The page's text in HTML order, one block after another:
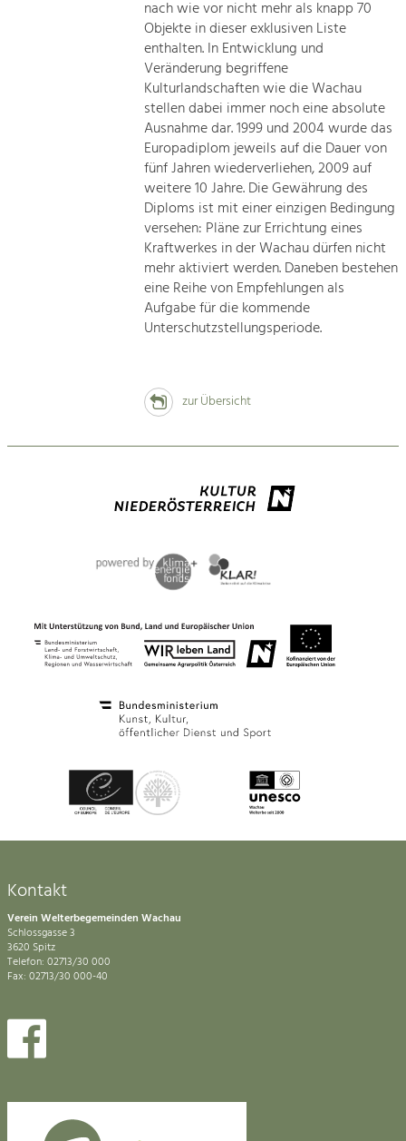
nach wie vor nicht mehr als knapp 70
Objekte in dieser exklusiven Liste
enthalten. In Entwicklung und
Veränderung begriffene
Kulturlandschaften wie die Wachau
stellen dabei immer noch eine absolute
Ausnahme dar. 1999 und 2004 wurde das
Europadiplom jeweils auf die Dauer von
fünf Jahren wiederverliehen, 2009 auf
weitere 10 Jahre. Die Gewährung des
Diploms ist mit einer einzigen Bedingung
versehen: Pläne zur Errichtung eines
Kraftwerkes in der Wachau dürfen nicht
mehr aktiviert werden. Daneben bestehen
eine Reihe von Empfehlungen als
Aufgabe für die kommende
Unterschutzstellungsperiode.
zur Übersicht
Kontakt
Verein Welterbegemeinden Wachau
Schlossgasse 3
3620 Spitz
Telefon: 02713/30 000
Fax: 02713/30 000-40